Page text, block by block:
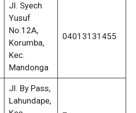
Jl. Syech
Yusuf
No.12A,
Korumba,
Kec.
Mandonga
04013131455
Jl. By Pass,
Lahundape,